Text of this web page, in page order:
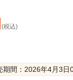
(税込)
期間： 2026年4月3日